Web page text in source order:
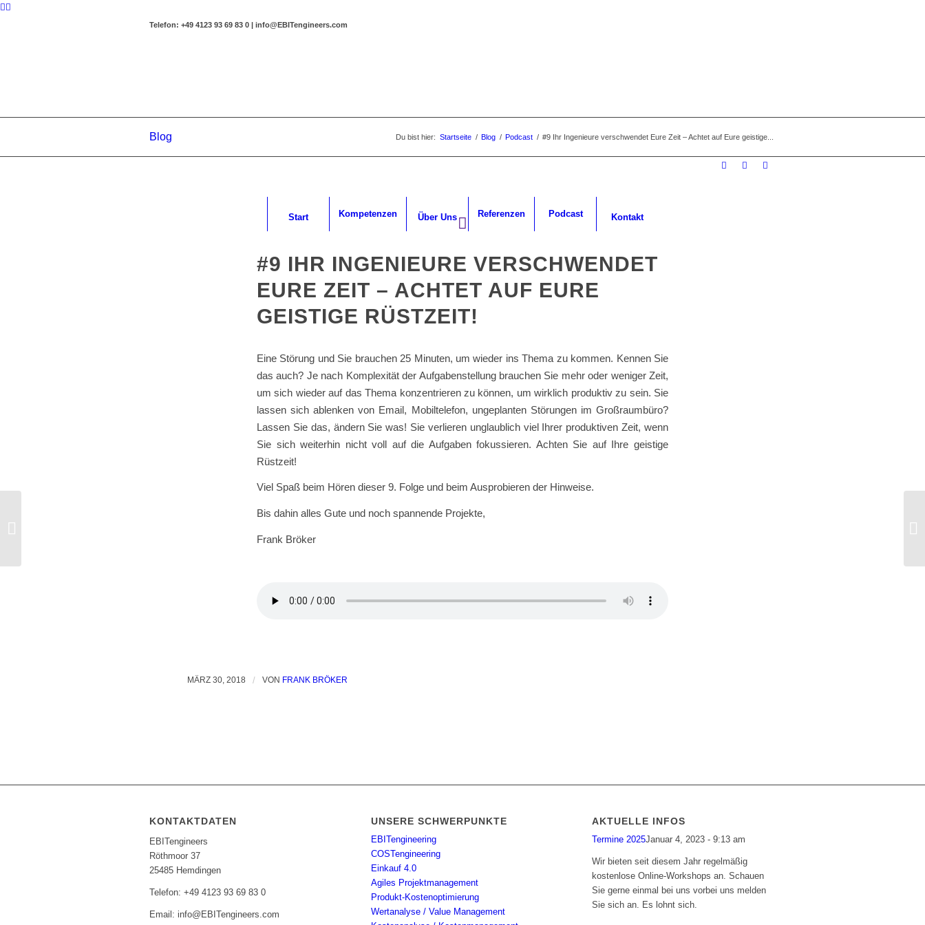
Telefon: +49 4123 93 69 83 0 | info@EBITengineers.com
Start Kompetenzen Über Uns Referenzen Podcast Kontakt
Blog Du bist hier: Startseite / Blog / Podcast / #9 Ihr Ingenieure verschwendet Eure Zeit – Achtet auf Eure geistige...
#9 IHR INGENIEURE VERSCHWENDET
EURE ZEIT – ACHTET AUF EURE
GEISTIGE RÜSTZEIT!
Eine Störung und Sie brauchen 25 Minuten, um wieder ins Thema zu kommen. Kennen Sie
das auch? Je nach Komplexität der Aufgabenstellung brauchen Sie mehr oder weniger Zeit,
um sich wieder auf das Thema konzentrieren zu können, um wirklich produktiv zu sein. Sie
lassen sich ablenken von Email, Mobiltelefon, ungeplanten Störungen im Großraumbüro?
Lassen Sie das, ändern Sie was! Sie verlieren unglaublich viel Ihrer produktiven Zeit, wenn
Sie sich weiterhin nicht voll auf die Aufgaben fokussieren. Achten Sie auf Ihre geistige
Rüstzeit!
Viel Spaß beim Hören dieser 9. Folge und beim Ausprobieren der Hinweise.
Bis dahin alles Gute und noch spannende Projekte,
Frank Bröker
MÄRZ 30, 2018 / VON FRANK BRÖKER
KONTAKTDATEN
EBITengineers
Röthmoor 37
25485 Hemdingen
Telefon: +49 4123 93 69 83 0
Email: info@EBITengineers.com
UNSERE SCHWERPUNKTE
EBITengineering
COSTengineering
Einkauf 4.0
Agiles Projektmanagement
Produkt-Kostenoptimierung
Wertanalyse / Value Management
AKTUELLE INFOS
Termine 2025Januar 4, 2023 - 9:13 am
Wir bieten seit diesem Jahr regelmäßig
kostenlose Online-Workshops an. Schauen
Sie gerne einmal bei uns vorbei uns melden
Sie sich an. Es lohnt sich.